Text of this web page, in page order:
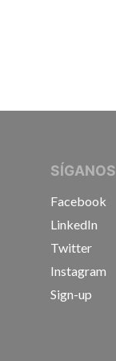
SÍGANOS
Facebook
LinkedIn
Twitter
Instagram
Sign-up